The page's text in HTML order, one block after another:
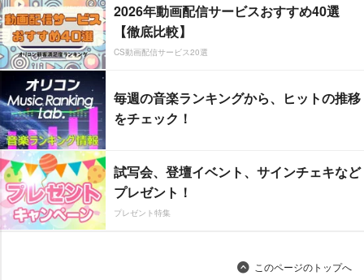
2026年動画配信サービスおすすめ40選
【徹底比較】
CS動画配信サービス20選
毎週の音楽ランキングから、ヒットの推移
をチェック！
試写会、登壇イベント、サインチェキなど
プレゼント！
プレゼント特集
このページのトップへ